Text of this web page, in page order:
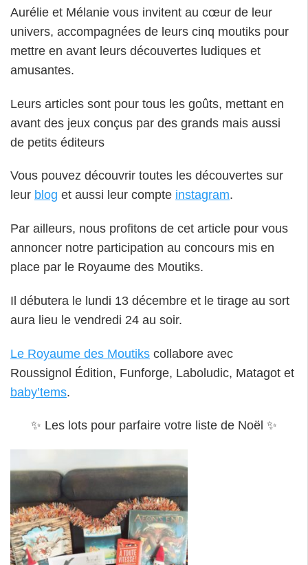
Aurélie et Mélanie vous invitent au cœur de leur
univers, accompagnées de leurs cinq moutiks pour
mettre en avant leurs découvertes ludiques et
amusantes.
Leurs articles sont pour tous les goûts, mettant en
avant des jeux conçus par des grands mais aussi
de petits éditeurs
Vous pouvez découvrir toutes les découvertes sur
leur blog et aussi leur compte instagram.
Par ailleurs, nous profitons de cet article pour vous
annoncer notre participation au concours mis en
place par le Royaume des Moutiks.
Il débutera le lundi 13 décembre et le tirage au sort
aura lieu le vendredi 24 au soir.
Le Royaume des Moutiks collabore avec
Roussignol Édition, Funforge, Laboludic, Matagot et
baby’tems.
✨ Les lots pour parfaire votre liste de Noël ✨